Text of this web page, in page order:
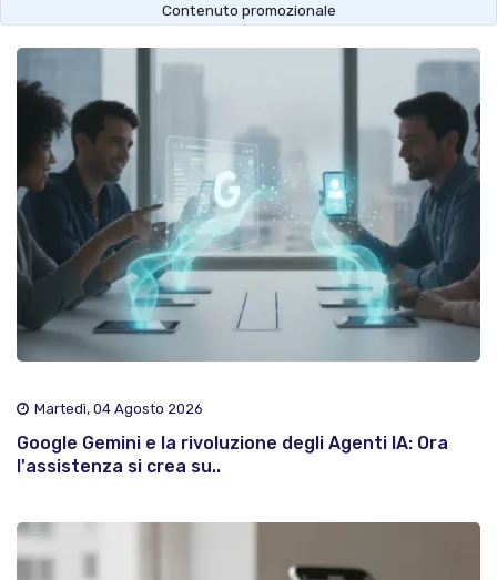
Contenuto promozionale
Martedì, 04 Agosto 2026
Google Gemini e la rivoluzione degli Agenti IA: Ora
l'assistenza si crea su..